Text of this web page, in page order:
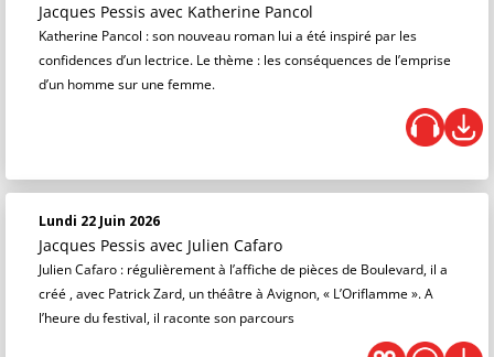
Jacques Pessis avec Katherine Pancol
Katherine Pancol : son nouveau roman lui a été inspiré par les
confidences d’un lectrice. Le thème : les conséquences de l’emprise
d’un homme sur une femme.
Lundi 22 Juin 2026
Jacques Pessis avec Julien Cafaro
Julien Cafaro : régulièrement à l’affiche de pièces de Boulevard, il a
créé , avec Patrick Zard, un théâtre à Avignon, « L’Oriflamme ». A
l’heure du festival, il raconte son parcours